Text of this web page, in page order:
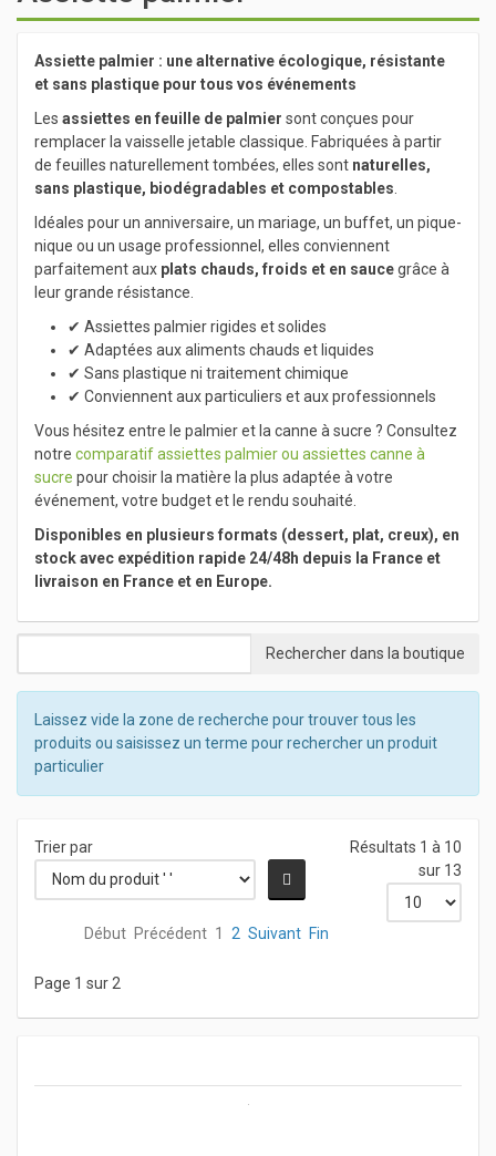
Assiette palmier : une alternative écologique, résistante
et sans plastique pour tous vos événements
Les assiettes en feuille de palmier sont conçues pour
remplacer la vaisselle jetable classique. Fabriquées à partir
de feuilles naturellement tombées, elles sont naturelles,
sans plastique, biodégradables et compostables
Idéales pour un anniversaire, un mariage, un buffet, un pique-
nique ou un usage professionnel, elles conviennent
parfaitement aux plats chauds, froids et en saucegrâce à
leur grande résistance.
✔ Assiettes palmier rigides et solides
✔ Adaptées aux aliments chauds et liquides
✔ Sans plastique ni traitement chimique
✔ Conviennent aux particuliers et aux professionnels
Vous hésitez entre le palmier et la canne à sucre ? Consultez
notre comparatif assiettes palmier ou assiettes canne à
sucre pour choisir la matière la plus adaptée à votre
événement, votre budget et le rendu souhaité.
Disponibles en plusieurs formats (dessert, plat, creux), en
stock avec expédition rapide 24/48h depuis la France et
livraison en France et en Europe.
Laissez vide la zone de recherche pour trouver tous les
produits ou saisissez un terme pour rechercher un produit
particulier
Trier par
Résultats 1 à 10
sur 13
Début Précédent 1 2 Suivant Fin
Page 1 sur 2